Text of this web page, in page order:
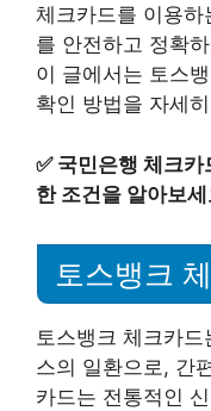
체크카드를 이용
를 안전하고 정확
이 글에서는 토스
확인 방법을 자세
✅ 국민은행 체크
한 조건을 알아보
토스뱅크
토스뱅크 체크카
스의 일환으로, 간
카드는 전통적인